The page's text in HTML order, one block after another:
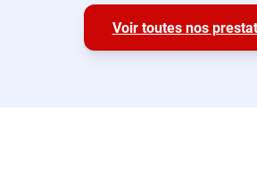
Voir toutes nos